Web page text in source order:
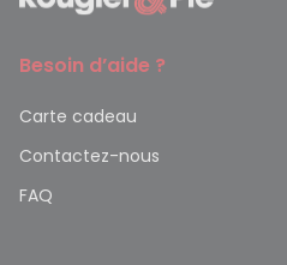
Besoin d’aide ?
Carte cadeau
Contactez-nous
FAQ